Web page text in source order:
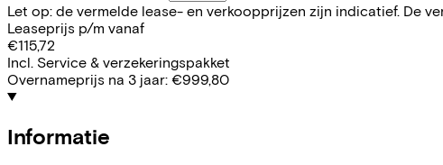
Let op: de vermelde lease- en verkoopprijzen zijn indicatief. De
Leaseprijs p/m vanaf
€115,72
Incl. Service & verzekeringspakket
Overnameprijs na 3 jaar: €999,80
Informatie